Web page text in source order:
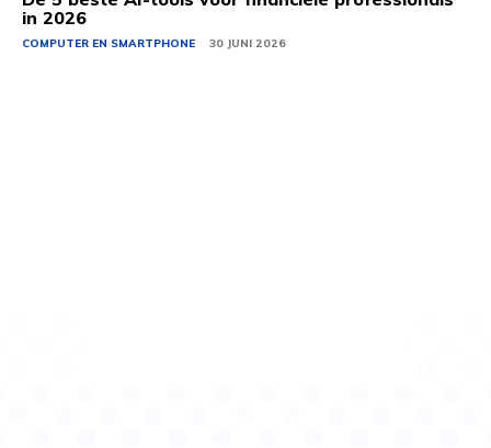
in 2026
COMPUTER EN SMARTPHONE 30 JUNI 2026